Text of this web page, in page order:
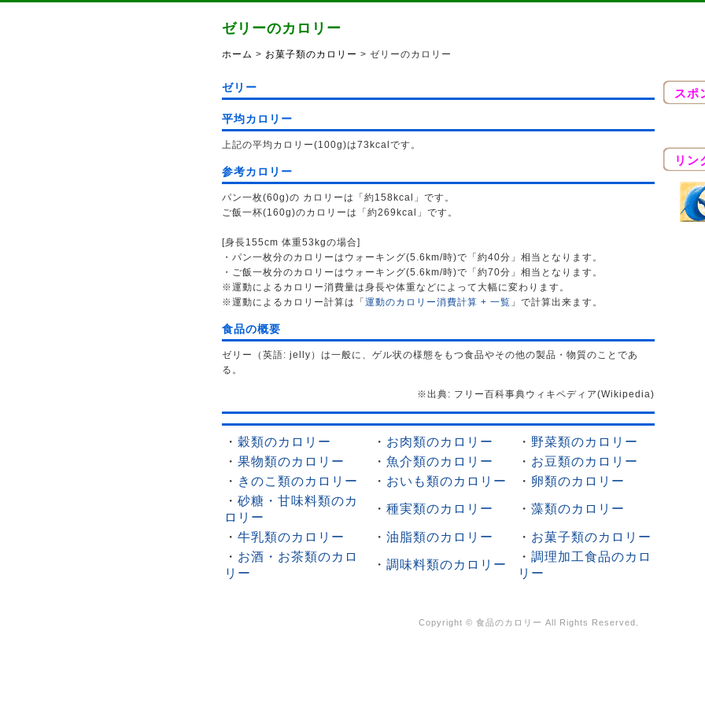
ゼリーのカロリー
ホーム > お菓子類のカロリー > ゼリーのカロリー
ゼリー
平均カロリー
上記の平均カロリー(100g)は73kcalです。
参考カロリー
パン一枚(60g)の カロリーは「約158kcal」です。
ご飯一杯(160g)のカロリーは「約269kcal」です。
[身長155cm 体重53kgの場合]
・パン一枚分のカロリーはウォーキング(5.6km/時)で「約40分」相当となります。
・ご飯一枚分のカロリーはウォーキング(5.6km/時)で「約70分」相当となります。
※運動によるカロリー消費量は身長や体重などによって大幅に変わります。
※運動によるカロリー計算は「 運動のカロリー消費計算 + 一覧 」で計算出来ます。
食品の概要
ゼリー（英語: jelly）は一般に、ゲル状の様態をもつ食品やその他の製品・物質のことであ
る。
※出典: フリー百科事典ウィキペディア(Wikipedia)
・ 穀類のカロリー ・ お肉類のカロリー ・ 野菜類のカロリー
・ 果物類のカロリー ・ 魚介類のカロリー ・ お豆類のカロリー
・ きのこ類のカロリー ・ おいも類のカロリー ・ 卵類のカロリー
・ 砂糖・甘味料類のカ
ロリー
・ 種実類のカロリー ・ 藻類のカロリー
・ 牛乳類のカロリー ・ 油脂類のカロリー ・ お菓子類のカロリー
・ お酒・お茶類のカロ
リー
・ 調味料類のカロリー
・ 調理加工食品のカロ
リー
スポ
リン
Copyright © 食品のカロリー All Rights Reserved.